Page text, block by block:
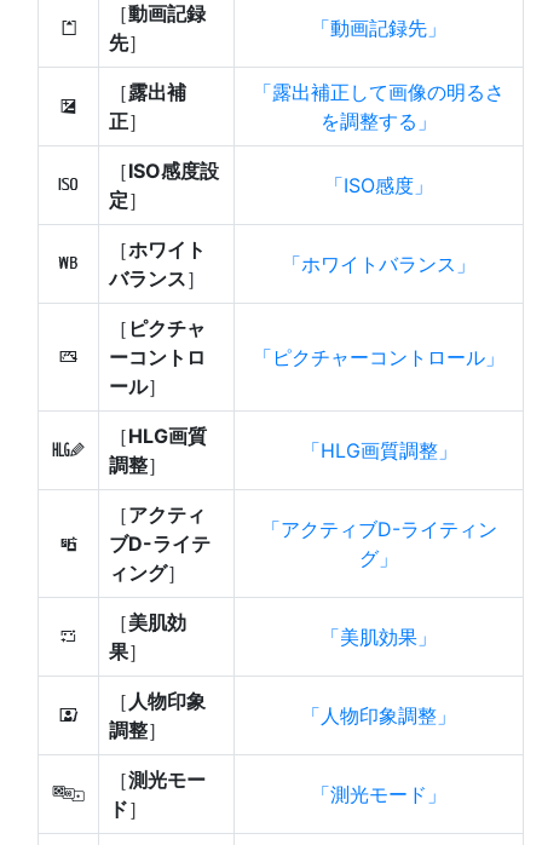
N
［動画記録
先］
動画記録先
E
［露出補
正］
露出補正して画像の明るさ
を調整する
9
［ISO感度設
定］
ISO感度
m
［ホワイト
バランス］
ホワイトバランス
h
［ ピクチャ
ーコントロ
ール］
ピクチャーコントロール
6
［HLG画質
調整］
HLG画質調整
y
［アクティ
ブD-ライテ
ィング］
アクティブD-ライティン
グ
h
［美肌効
果］
美肌効果
i
［ 人物印象
調整］
人物印象調整
w
［測光モー
ド］
測光モード